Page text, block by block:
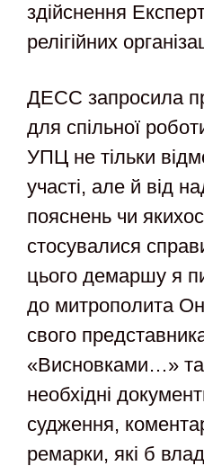
здійснення
релігійних
ДЕСС запросила
для спільної
УПЦ не тільки
участі, але й від
пояснень чи
стосувалися
цього демаршу я
до митрополита
свого
«Висновками…»
необхідні
судження,
ремарки, які б